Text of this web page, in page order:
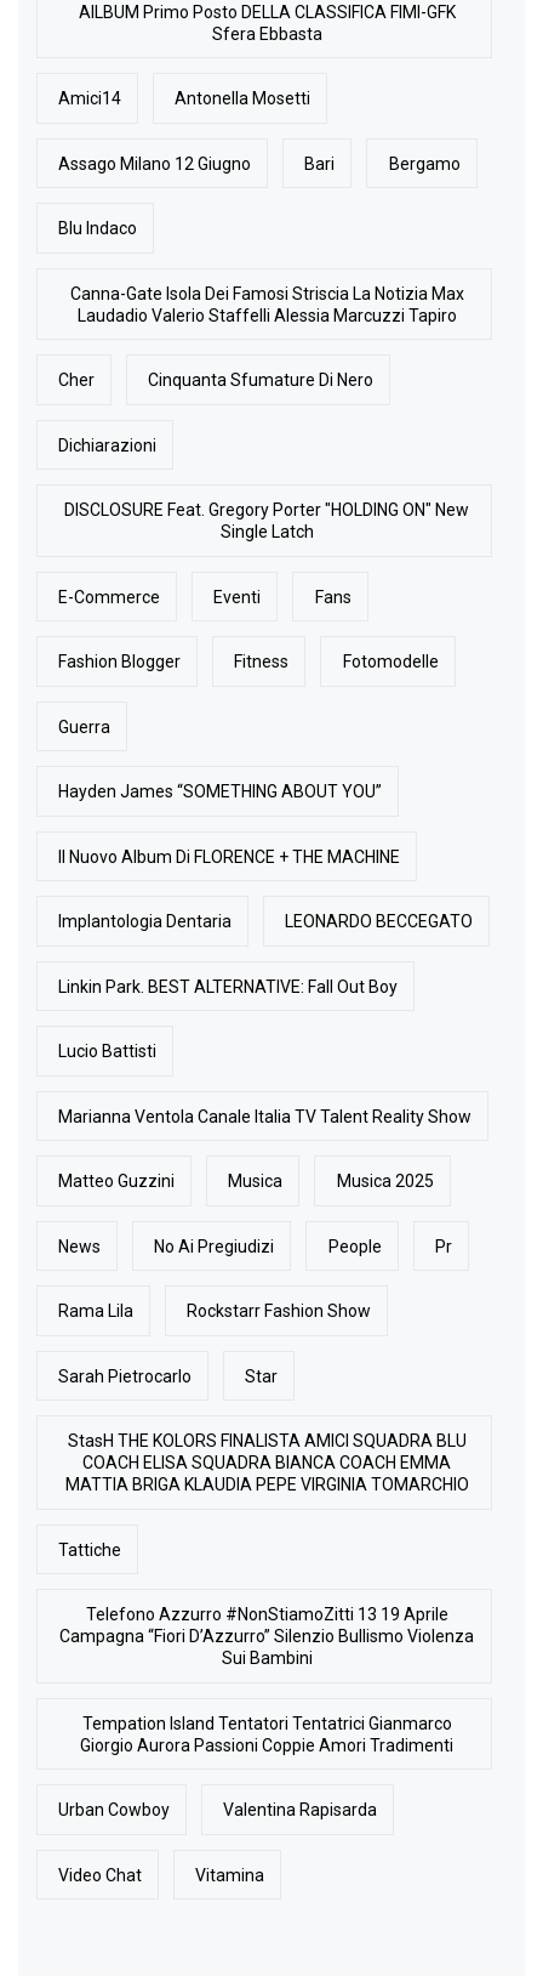
AlLBUM Primo Posto DELLA CLASSIFICA FIMI-GFK
Sfera Ebbasta
Amici14 Antonella Mosetti
Assago Milano 12 Giugno Bari Bergamo
Blu Indaco
Canna-Gate Isola Dei Famosi Striscia La Notizia Max
Laudadio Valerio Staffelli Alessia Marcuzzi Tapiro
Cher Cinquanta Sfumature Di Nero
Dichiarazioni
DISCLOSURE Feat. Gregory Porter "HOLDING ON" New
Single Latch
E-Commerce Eventi Fans
Fashion Blogger Fitness Fotomodelle
Guerra
Hayden James “SOMETHING ABOUT YOU”
Il Nuovo Album Di FLORENCE + THE MACHINE
Implantologia Dentaria LEONARDO BECCEGATO
Linkin Park. BEST ALTERNATIVE: Fall Out Boy
Lucio Battisti
Marianna Ventola Canale Italia TV Talent Reality Show
Matteo Guzzini Musica Musica 2025
News No Ai Pregiudizi People Pr
Rama Lila Rockstarr Fashion Show
Sarah Pietrocarlo Star
StasH THE KOLORS FINALISTA AMICI SQUADRA BLU
COACH ELISA SQUADRA BIANCA COACH EMMA
MATTIA BRIGA KLAUDIA PEPE VIRGINIA TOMARCHIO
Tattiche
Telefono Azzurro #NonStiamoZitti 13 19 Aprile
Campagna “Fiori D’Azzurro” Silenzio Bullismo Violenza
Sui Bambini
Tempation Island Tentatori Tentatrici Gianmarco
Giorgio Aurora Passioni Coppie Amori Tradimenti
Urban Cowboy Valentina Rapisarda
Video Chat Vitamina